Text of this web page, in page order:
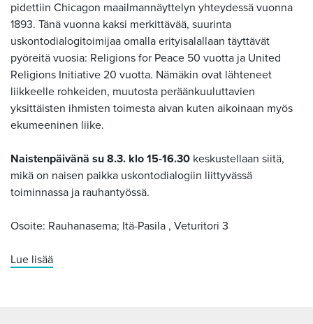
pidettiin Chicagon maailmannäyttelyn yhteydessä vuonna
1893. Tänä vuonna kaksi merkittävää, suurinta
uskontodialogitoimijaa omalla erityisalallaan täyttävät
pyöreitä vuosia: Religions for Peace 50 vuotta ja United
Religions Initiative 20 vuotta. Nämäkin ovat lähteneet
liikkeelle rohkeiden, muutosta peräänkuuluttavien
yksittäisten ihmisten toimesta aivan kuten aikoinaan myös
ekumeeninen liike.
Naistenpäivänä su 8.3. klo 15-16.30 keskustellaan siitä,
mikä on naisen paikka uskontodialogiin liittyvässä
toiminnassa ja rauhantyössä.
Osoite: Rauhanasema; Itä-Pasila , Veturitori 3
Lue lisää